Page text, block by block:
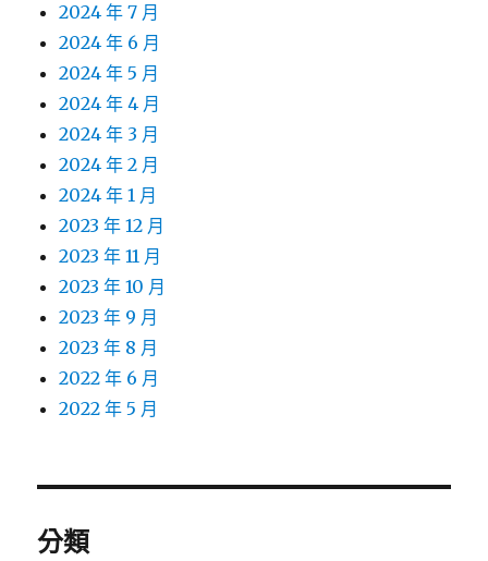
2024 年 7 月
2024 年 6 月
2024 年 5 月
2024 年 4 月
2024 年 3 月
2024 年 2 月
2024 年 1 月
2023 年 12 月
2023 年 11 月
2023 年 10 月
2023 年 9 月
2023 年 8 月
2022 年 6 月
2022 年 5 月
分類